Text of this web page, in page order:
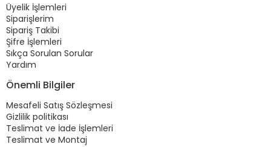
Üyelik İşlemleri
Siparişlerim
Sipariş Takibi
Şifre İşlemleri
Sıkça Sorulan Sorular
Yardım
Önemli Bilgiler
Mesafeli Satış Sözleşmesi
Gizlilik politikası
Teslimat ve İade İşlemleri
Teslimat ve Montaj